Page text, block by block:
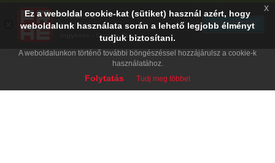
Ez a weboldal cookie-kat (sütiket) használ azért, hogy
weboldalunk használata során a lehető legjobb élményt
tudjuk biztosítani.
A weboldalunkon történő további böngészéssel hozzájárulsz a cookie-k
használatához.
Folytatás Tudj meg többet
x
PRAE.HU
Digital Evolution
Ingyenes - Google Play
TELEPÍTÉS